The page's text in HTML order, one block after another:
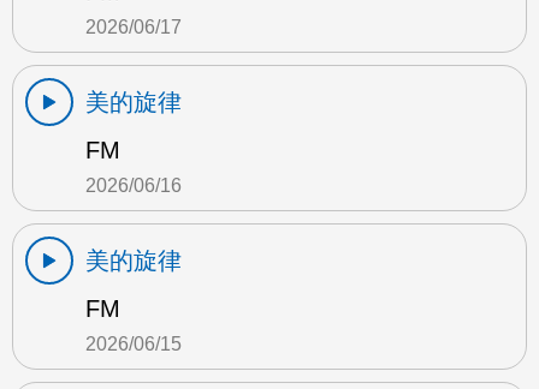
2026/06/17
美的旋律
FM
2026/06/16
美的旋律
FM
2026/06/15